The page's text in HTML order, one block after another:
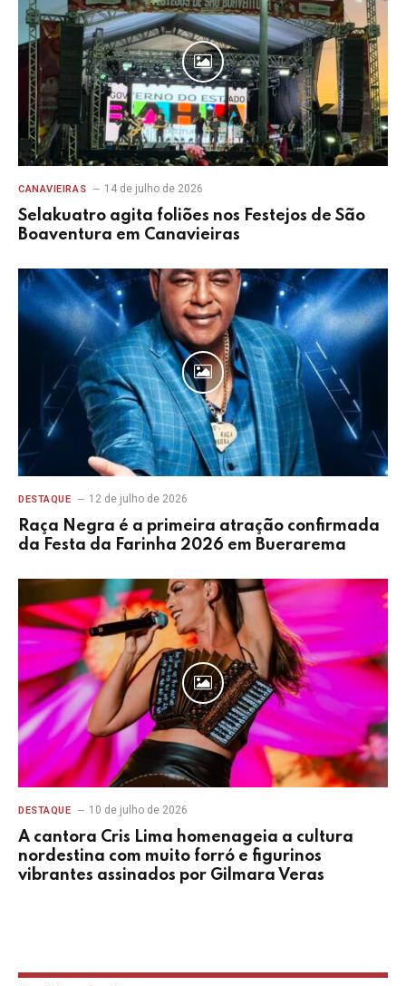
CANAVIEIRAS 14 de julho de 2026
Selakuatro agita foliões nos Festejos de São
Boaventura em Canavieiras
DESTAQUE 12 de julho de 2026
Raça Negra é a primeira atração confirmada
da Festa da Farinha 2026 em Buerarema
DESTAQUE 10 de julho de 2026
A cantora Cris Lima homenageia a cultura
nordestina com muito forró e figurinos
vibrantes assinados por Gilmara Veras